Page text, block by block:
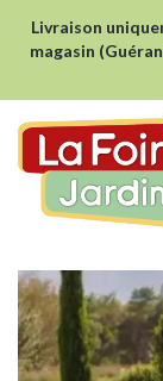
Livraison
magasin